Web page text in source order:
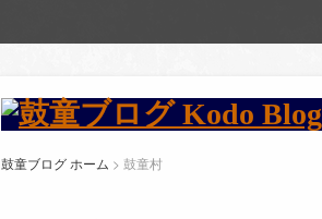
鼓童ブログ ホーム > 鼓童村